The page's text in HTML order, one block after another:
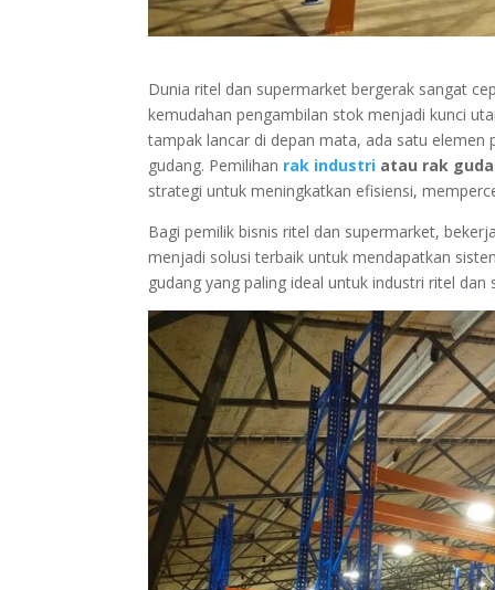
Dunia ritel dan supermarket bergerak sangat
kemudahan pengambilan stok menjadi kunci
tampak lancar di depan mata, ada satu
gudang. Pemilihan rak industri atau rak
strategi untuk meningkatkan efisiensi,
Bagi pemilik bisnis ritel dan supermarket,
menjadi solusi terbaik untuk mendapatkan
gudang yang paling ideal untuk industri ritel dan